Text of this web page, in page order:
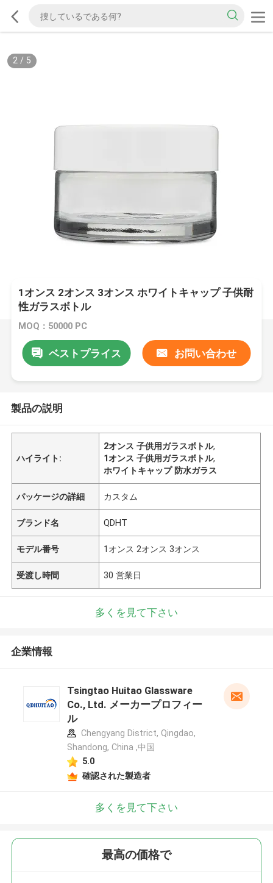
2/ 5
1オンス 2オンス 3オンス ホワイトキャップ 子供耐
性ガラスボトル
MOQ：50000 PC
ベストプライス お問い合わせ
製品の説明
ハイライト:
2オンス 子供用ガラスボトル,
1オンス 子供用ガラスボトル,
ホワイトキャップ 防水ガラス
パッケージの詳細 カスタム
ブランド名 QDHT
モデル番号 1オンス 2オンス 3オンス
受渡し時間 30 営業日
多くを見て下さい
企業情報
Tsingtao Huitao Glassware
Co., Ltd. メーカープロフィー
ル
Chengyang District, Qingdao,
Shandong, China ,中国
5.0
確認された製造者
多くを見て下さい
最高の価格で